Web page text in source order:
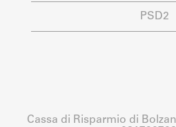
PSD2
Cassa di Risparmio di